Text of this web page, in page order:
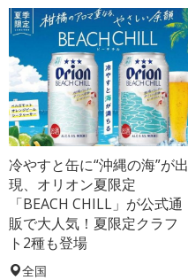
冷やすと缶に“沖縄の海”が出
現、オリオン夏限定
「BEACH CHILL」が公式通
販で大人気！夏限定クラフ
ト2種も登場
全国